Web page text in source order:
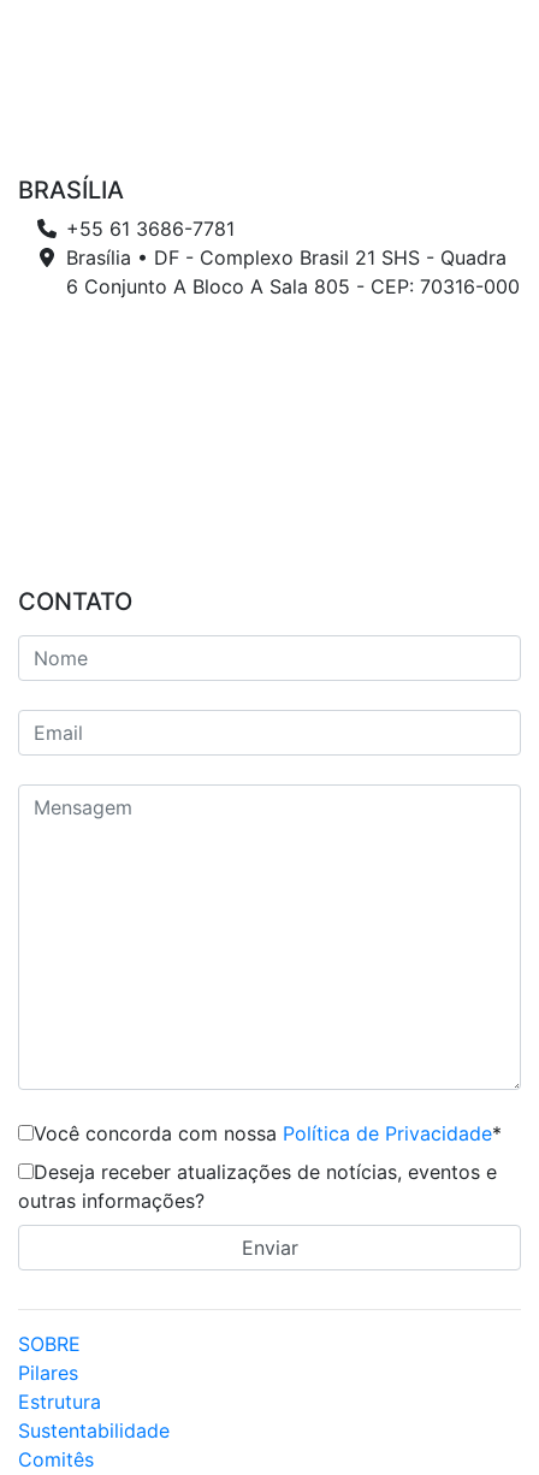
BRASÍLIA
+55 61 3686-7781
Brasília • DF - Complexo Brasil 21 SHS - Quadra
6 Conjunto A Bloco A Sala 805 - CEP: 70316-000
CONTATO
Você concorda com nossa Política de Privacidade*
Deseja receber atualizações de notícias, eventos e
outras informações?
SOBRE
Pilares
Estrutura
Sustentabilidade
Comitês